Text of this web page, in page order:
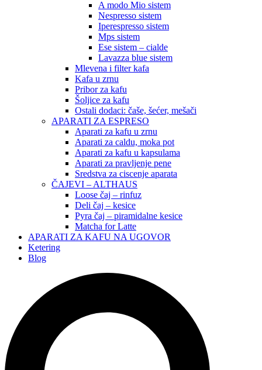
A modo Mio sistem
Nespresso sistem
Iperespresso sistem
Mps sistem
Ese sistem – cialde
Lavazza blue sistem
Mlevena i filter kafa
Kafa u zrnu
Pribor za kafu
Šoljice za kafu
Ostali dodaci: čaše, šećer, mešači
APARATI ZA ESPRESO
Aparati za kafu u zrnu
Aparati za caldu, moka pot
Aparati za kafu u kapsulama
Aparati za pravljenje pene
Sredstva za ciscenje aparata
ČAJEVI – ALTHAUS
Loose čaj – rinfuz
Deli čaj – kesice
Pyra čaj – piramidalne kesice
Matcha for Latte
APARATI ZA KAFU NA UGOVOR
Ketering
Blog